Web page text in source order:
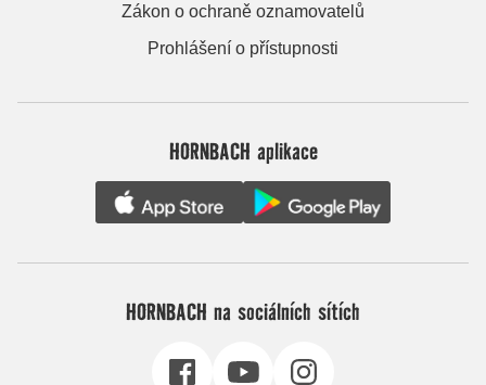
Zákon o ochraně oznamovatelů
Prohlášení o přístupnosti
HORNBACH aplikace
HORNBACH na sociálních sítích